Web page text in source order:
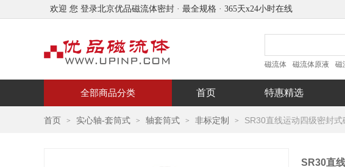
欢迎 您 登录北京优品磁流体密封 · 最全规格 · 365天x24小时在线
磁流体 磁流体原液 磁
全部商品分类 首页 特惠精选
首页 > 实心轴-套筒式 > 轴套筒式 > 非标定制 > SR30直线运动四级密封式
SR30直